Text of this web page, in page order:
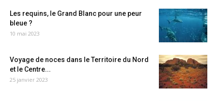
Les requins, le Grand Blanc pour une peur
bleue ?
10 mai 2023
Voyage de noces dans le Territoire du Nord
et le Centre...
25 janvier 2023